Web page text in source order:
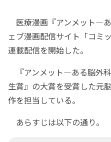
医療漫画『アンメット―
ェブ漫画配信サイト「コミ
連載配信を開始した。
『アンメット―ある脳外
生賞』の大賞を受賞した元
作を担当している。
あらすじは以下の通り。